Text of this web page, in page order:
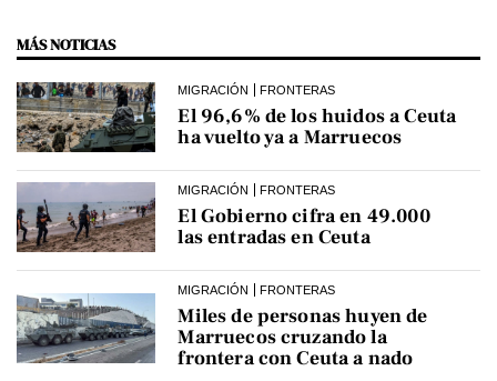
MÁS NOTICIAS
MIGRACIÓN FRONTERAS
El 96,6% de los huidos a Ceuta
ha vuelto ya a Marruecos
MIGRACIÓN FRONTERAS
El Gobierno cifra en 49.000
las entradas en Ceuta
MIGRACIÓN FRONTERAS
Miles de personas huyen de
Marruecos cruzando la
frontera con Ceuta a nado